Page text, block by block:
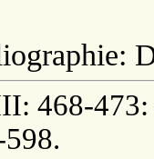
468-473: